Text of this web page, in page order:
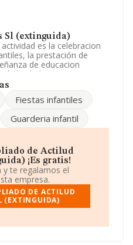
Sl (extinguida)
es la celebracion
la prestación de
de educacion
ludicas, recreativas y
está inscrita en el
'Actividades de cuidado
S.L (extinguida)
en Avenida De
(28341), Valdemoro,
nacional la facturación
Fiestas infantiles
Guarderia infantil
de Actilud
¡Es gratis!
y te regalamos el
empresa.
DE ACTILUD
(EXTINGUIDA)